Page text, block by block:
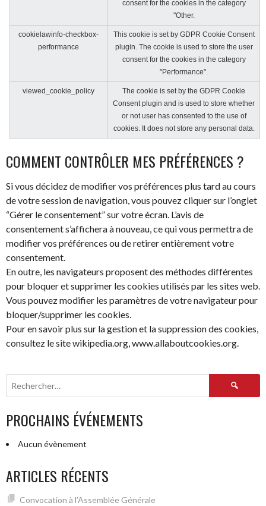
consent for the cookies in the category
"Other.
cookielawinfo-checkbox-
performance
This cookie is set by GDPR Cookie Consent
plugin. The cookie is used to store the user
consent for the cookies in the category
"Performance".
viewed_cookie_policy
The cookie is set by the GDPR Cookie
Consent plugin and is used to store whether
or not user has consented to the use of
cookies. It does not store any personal data.
COMMENT CONTRÔLER MES PRÉFÉRENCES ?
Si vous décidez de modifier vos préférences plus tard au cours
de votre session de navigation, vous pouvez cliquer sur l’onglet
“Gérer le consentement” sur votre écran. L’avis de
consentement s’affichera à nouveau, ce qui vous permettra de
modifier vos préférences ou de retirer entièrement votre
consentement.
En outre, les navigateurs proposent des méthodes différentes
pour bloquer et supprimer les cookies utilisés par les sites web.
Vous pouvez modifier les paramètres de votre navigateur pour
bloquer/supprimer les cookies.
Pour en savoir plus sur la gestion et la suppression des cookies,
consultez le site wikipedia.org, www.allaboutcookies.org.
Rechercher :
PROCHAINS ÉVÉNEMENTS
Aucun évènement
ARTICLES RÉCENTS
Convocation à l’Assemblée Générale